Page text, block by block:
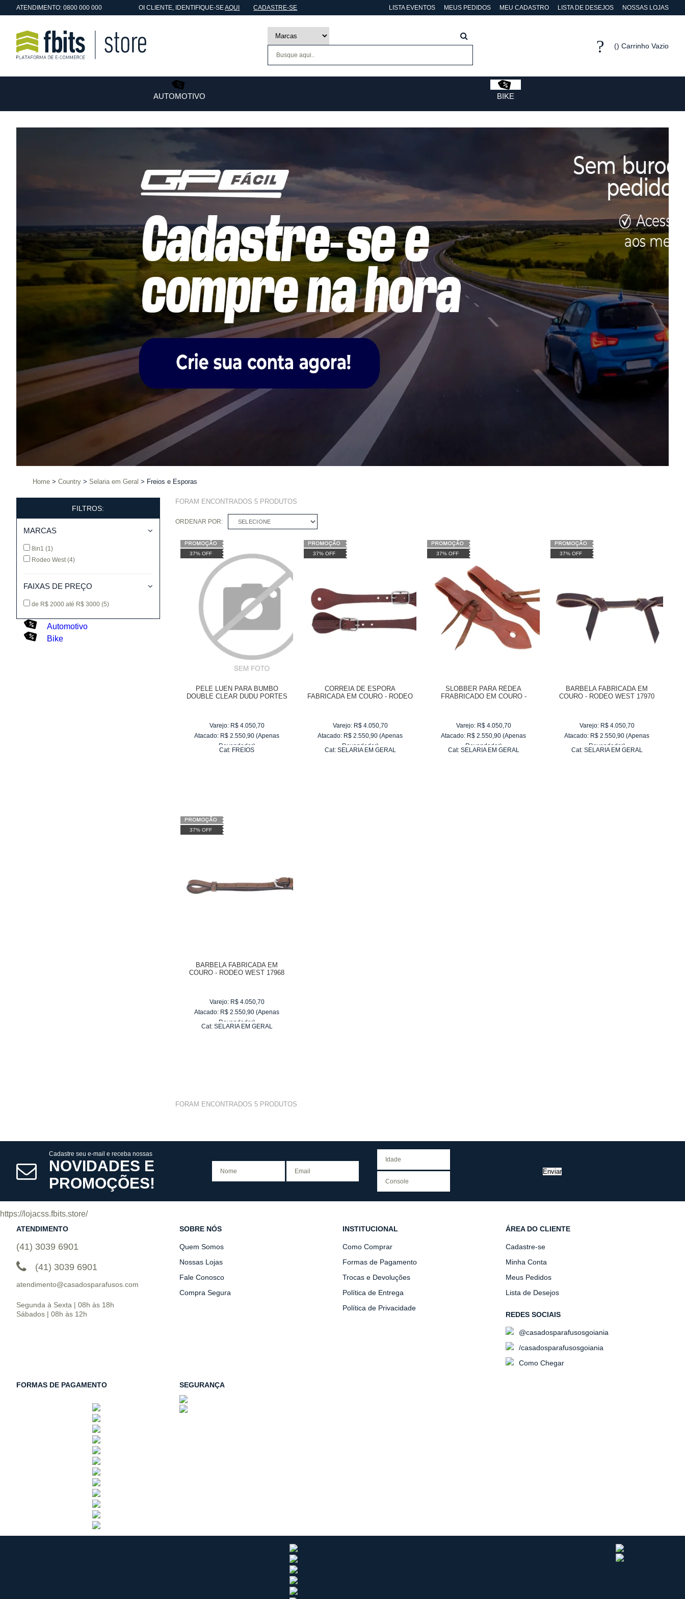
ATENDIMENTO: 0800 000 000 OICLIENTE, IDENTIFIQUE-SEAQUI CADASTRE-SE LISTA EVENTOS MEUS PEDIDOS MEU CADASTRO LISTA DE DESEJOS NOSSAS LOJAS
Carrinho Vazio
AUTOMOTIVO BIKE
Home Country Selaria em Geral Freios e Esporas
FILTROS:
MARCAS
8in1 (1)
Rodeo West(4)
FAIXAS DE PREÇO
de R$ 2000 até R$ 3000 (5)
Automotivo
Bike
FORAM ENCONTRADOS 5PRODUTOS
ORDENAR POR: SELECIONE
37% OFF
PELE LUEN PARA BUMBO
DOUBLE CLEAR DUDU PORTES
Varejo: R$ 4.050,70
Atacado: R$ 2.550,90 (Apenas
Revendedor)
Cat: FREIOS
37% OFF
CORREIA DE ESPORA
FABRICADA EM COURO - RODEO
Varejo: R$ 4.050,70
Atacado: R$ 2.550,90 (Apenas
Revendedor)
Cat: SELARIA EM GERAL
37% OFF
SLOBBER PARA RÉDEA
FRABRICADO EM COURO -
Varejo: R$ 4.050,70
Atacado: R$ 2.550,90 (Apenas
Revendedor)
Cat: SELARIA EM GERAL
37% OFF
BARBELA FABRICADA EM
COURO - RODEO WEST 17970
Varejo: R$ 4.050,70
Atacado: R$ 2.550,90 (Apenas
Revendedor)
Cat: SELARIA EM GERAL
37% OFF
BARBELA FABRICADA EM
COURO - RODEO WEST 17968
Varejo: R$ 4.050,70
Atacado: R$ 2.550,90 (Apenas
Revendedor)
Cat: SELARIA EM GERAL
FORAM ENCONTRADOS 5PRODUTOS
Cadastre seu e-mail e receba nossas
NOVIDADES E
PROMOÇÕES!
Enviar
https://lojacss.fbits.store/
ATENDIMENTO
(41) 3039 6901
(41) 3039 6901
atendimento@casadosparafusos.com
Segunda à Sexta | 08h às 18h
Sábados | 08h às 12h
SOBRE NÓS
Quem Somos
Nossas Lojas
Fale Conosco
Compra Segura
INSTITUCIONAL
Como Comprar
Formas de Pagamento
Trocas e Devoluções
Política de Entrega
Política de Privacidade
ÁREA DO CLIENTE
Cadastre-se
Minha Conta
Meus Pedidos
Lista de Desejos
REDES SOCIAIS
@casadosparafusosgoiania
/casadosparafusosgoiania
Como Chegar
FORMAS DE PAGAMENTO SEGURANÇA